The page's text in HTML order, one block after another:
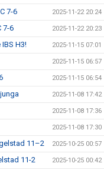
7-6 2025-11-22 20:24
7-6 2025-11-22 20:23
H3! 2025-11-15 07:01
2025-11-15 06:57
2025-11-15 06:54
2025-11-08 17:42
2025-11-08 17:36
2025-11-08 17:30
11–2 2025-10-25 00:57
11-2 2025-10-25 00:42